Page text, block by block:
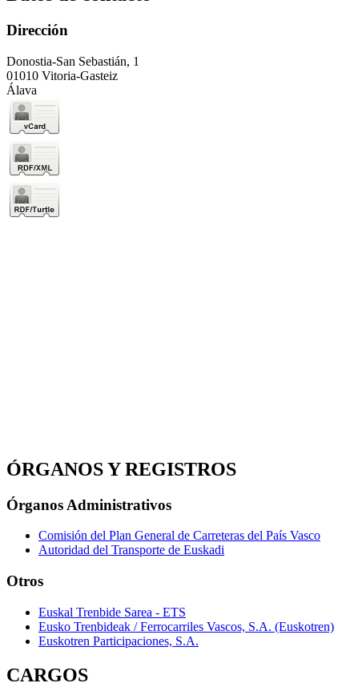
Dirección
Donostia-San Sebastián, 1
01010 Vitoria-Gasteiz
Álava
ÓRGANOS Y REGISTROS
Órganos Administrativos
Comisión del Plan General de Carreteras del País Vasco
Autoridad del Transporte de Euskadi
Otros
Euskal Trenbide Sarea - ETS
Eusko Trenbideak / Ferrocarriles Vascos, S.A. (Euskotren)
Euskotren Participaciones, S.A.
CARGOS